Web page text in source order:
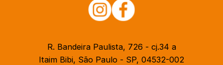
R. Bandeira Paulista, 726 - cj.34 a
Itaim Bibi, São Paulo - SP, 04532-002